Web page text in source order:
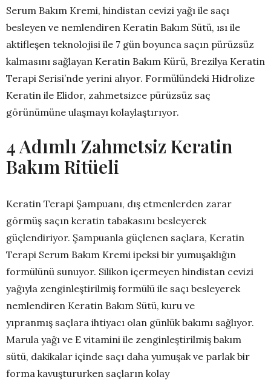
Serum Bakım Kremi, hindistan cevizi yağı ile saçı
besleyen ve nemlendiren Keratin Bakım Sütü, ısı ile
aktifleşen teknolojisi ile 7 gün boyunca saçın pürüzsüz
kalmasını sağlayan Keratin Bakım Kürü, Brezilya Keratin
Terapi Serisi’nde yerini alıyor. Formülündeki Hidrolize
Keratin ile Elidor, zahmetsizce pürüzsüz saç
görünümüne ulaşmayı kolaylaştırıyor.
4 Adımlı Zahmetsiz Keratin
Bakım Ritüeli
Keratin Terapi Şampuanı, dış etmenlerden zarar
görmüş saçın keratin tabakasını besleyerek
güçlendiriyor. Şampuanla güçlenen saçlara, Keratin
Terapi Serum Bakım Kremi ipeksi bir yumuşaklığın
formülünü sunuyor. Silikon içermeyen hindistan cevizi
yağıyla zenginleştirilmiş formülü ile saçı besleyerek
nemlendiren Keratin Bakım Sütü, kuru ve
yıpranmış saçlara ihtiyacı olan günlük bakımı sağlıyor.
Marula yağı ve E vitamini ile zenginleştirilmiş bakım
sütü, dakikalar içinde saçı daha yumuşak ve parlak bir
forma kavuştururken saçların kolay